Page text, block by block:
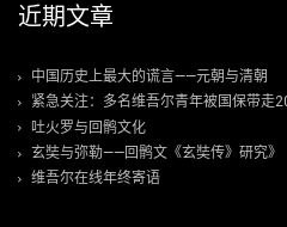
近期文章
中国历史上最大的谎言——元朝与清朝
紧急关注：多名维吾尔青年被国保带走
吐火罗与回鹘文化
玄奘与弥勒——回鹘文《玄奘传》研究》
维吾尔在线年终寄语